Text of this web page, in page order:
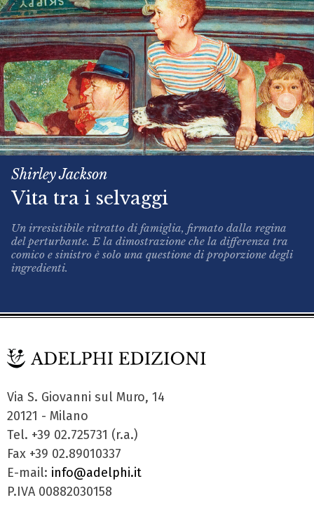
Shirley Jackson
Vita tra i selvaggi
Un irresistibile ritratto di famiglia, firmato dalla regina
del perturbante. E la dimostrazione che la differenza tra
comico e sinistro è solo una questione di proporzione degli
ingredienti.
Via S. Giovanni sul Muro, 14
20121 - Milano
Tel. +39 02.725731 (r.a.)
Fax +39 02.89010337
E-mail: info@adelphi.it
P.IVA 00882030158